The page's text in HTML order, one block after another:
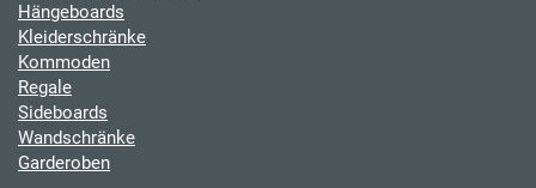
Hängeboards
Kleiderschränke
Kommoden
Regale
Sideboards
Wandschränke
Garderoben